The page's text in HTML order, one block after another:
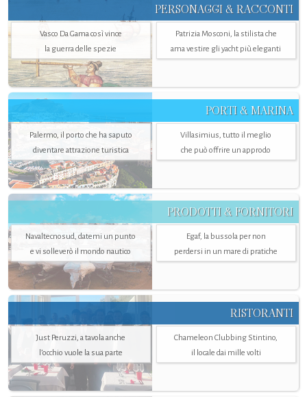
PERSONAGGI & RACCONTI
Vasco Da Gama così vince
la guerra delle spezie
Patrizia Mosconi, la stilista che
ama vestire gli yacht più eleganti
PORTI & MARINA
Palermo, il porto che ha saputo
diventare attrazione turistica
Villasimius, tutto il meglio
che può offrire un approdo
PRODOTTI & FORNITORI
Navaltecnosud, datemi un punto
e vi solleverò il mondo nautico
Egaf, la bussola per non
perdersi in un mare di pratiche
RISTORANTI
Just Peruzzi, a tavola anche
l’occhio vuole la sua parte
Chameleon Clubbing Stintino,
il locale dai mille volti